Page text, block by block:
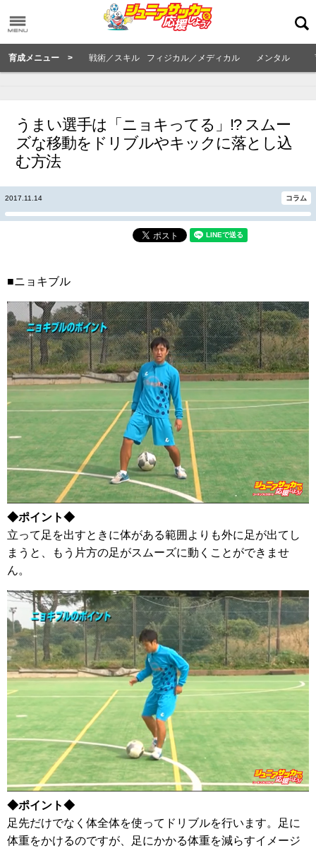
育成メニュー > 戦術／スキル フィジカル／メディカル メンタル
うまい選手は「ニョキってる」!? スムー
ズな移動をドリブルやキックに落とし込
む方法
2017.11.14 コラム
■ニョキブル
◆ポイント◆
立って足を出すときに体がある範囲よりも外に足が出てし
まうと、もう片方の足がスムーズに動くことができませ
ん。
◆ポイント◆
足先だけでなく体全体を使ってドリブルを行います。足に
体重をかけるのですが、足にかかる体重を減らすイメージ